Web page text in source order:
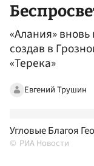
«Алания»
создав в
«Терека»
Евгений Трушин
Угловые Благоя
РИА Новости